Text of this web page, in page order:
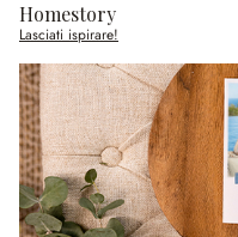
Homestory
Lasciati ispirare!